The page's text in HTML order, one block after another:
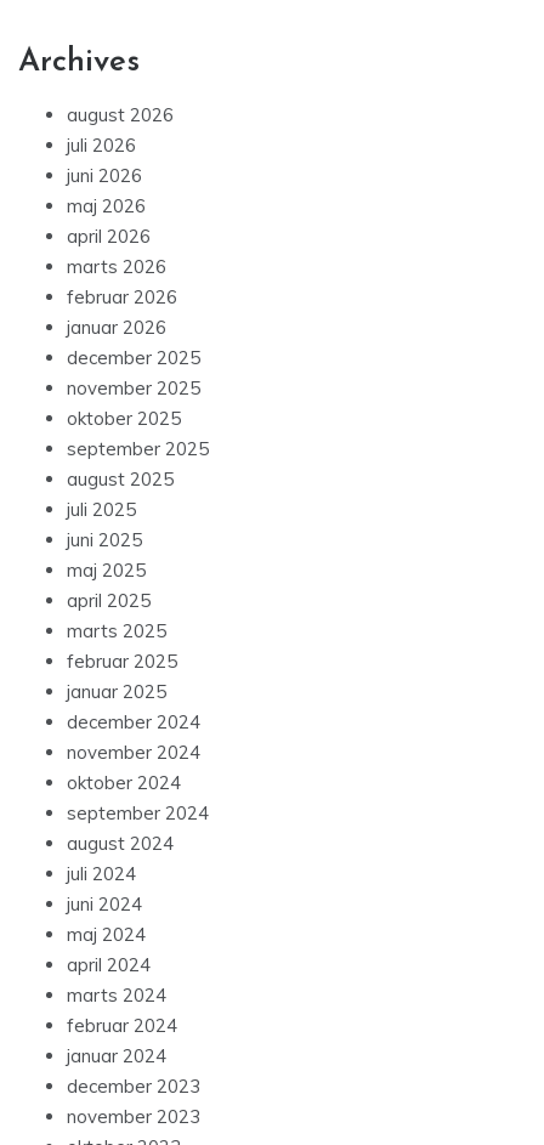
Archives
august 2026
juli 2026
juni 2026
maj 2026
april 2026
marts 2026
februar 2026
januar 2026
december 2025
november 2025
oktober 2025
september 2025
august 2025
juli 2025
juni 2025
maj 2025
april 2025
marts 2025
februar 2025
januar 2025
december 2024
november 2024
oktober 2024
september 2024
august 2024
juli 2024
juni 2024
maj 2024
april 2024
marts 2024
februar 2024
januar 2024
december 2023
november 2023